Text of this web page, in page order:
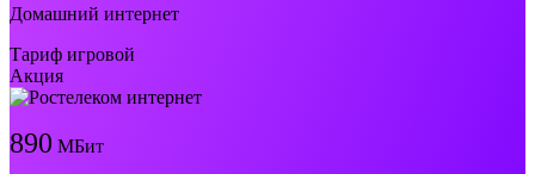
Домашний интернет
Тариф игровой
Акция
890 МБит